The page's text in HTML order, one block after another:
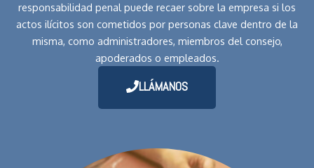
responsabilidad penal puede recaer sobre la empresa si los
actos ilícitos son cometidos por personas clave dentro de la
misma, como administradores, miembros del consejo,
apoderados o empleados.
LLÁMANOS